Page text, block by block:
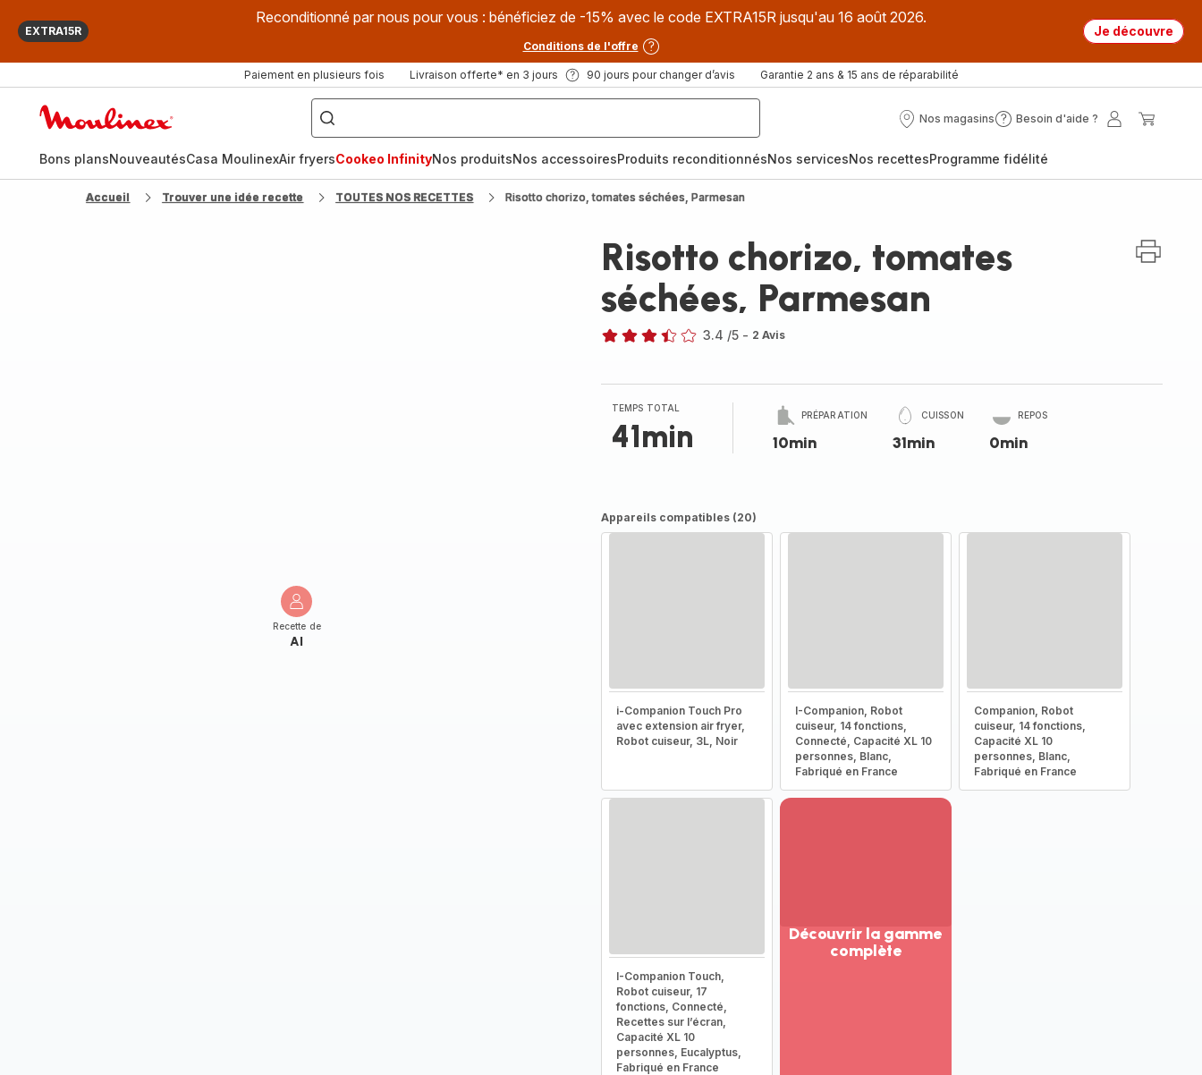
EXTRA15R
Reconditionné par nous pour vous : bénéficiez de -15% avec le code EXTRA15R jusqu'au 16 août 2026.
Conditions de l'offre
Je découvre
Paiement en plusieurs fois Livraison offerte* en 3 jours 90 jours pour changer d’avis Garantie 2 ans & 15 ans de réparabilité
["Que
recherchez-
vous
?",
fryer",
"Companion"]
Nos magasins
Nos
Besoin d'aide ?
Besoin
?
Mon
Bons plansNouveautésCasa MoulinexAir fryersCookeo InfinityNos produitsNos accessoiresProduits reconditionnésNos servicesNos recettesProgramme fidélité
Accueil Trouver une idée recette TOUTES NOS RECETTES Risotto chorizo, tomates séchées, Parmesan
Recette de
Al
Risotto chorizo, tomates
séchées, Parmesan
3.4 /5 - 2 Avis
TEMPS TOTAL
41min
PRÉPARATION
10min
CUISSON
31min
REPOS
0min
Appareils compatibles (20)
i-Companion Touch Pro
avec extension air fryer,
Robot cuiseur, 3L, Noir
I-Companion, Robot
cuiseur, 14 fonctions,
Connecté, Capacité XL 10
personnes, Blanc,
Fabriqué en France
Companion, Robot
cuiseur, 14 fonctions,
Capacité XL 10
personnes, Blanc,
Fabriqué en France
I-Companion Touch,
Robot cuiseur, 17
fonctions, Connecté,
Recettes sur l’écran,
Capacité XL 10
personnes, Eucalyptus,
Fabriqué en France
Découvrir la gamme
complète